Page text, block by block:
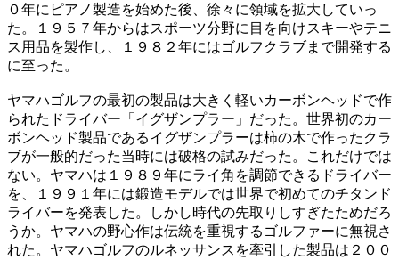
０年にピアノ製造を始めた後、徐々に領域を拡大していっ
た。１９５７年からはスポーツ分野に目を向けスキーやテニ
ス用品を製作し、１９８２年にはゴルフクラブまで開発する
に至った。
ヤマハゴルフの最初の製品は大きく軽いカーボンヘッドで作
られたドライバー「イグザンプラー」だった。世界初のカー
ボンヘッド製品であるイグザンプラーは柿の木で作ったクラ
ブが一般的だった当時には破格の試みだった。これだけでは
ない。ヤマハは１９８９年にライ角を調節できるドライバー
を、１９９１年には鍛造モデルでは世界で初めてのチタンド
ライバーを発表した。しかし時代の先取りしすぎたためだろ
うか。ヤマハの野心作は伝統を重視するゴルファーに無視さ
れた。ヤマハゴルフのルネッサンスを牽引した製品は２００